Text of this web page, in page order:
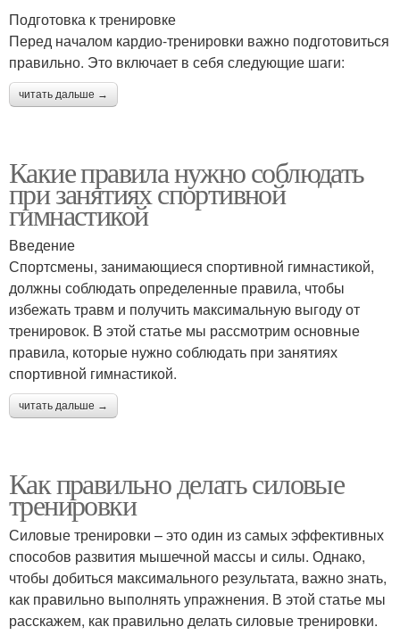
Подготовка к тренировке
Перед началом кардио-тренировки важно подготовиться
правильно. Это включает в себя следующие шаги:
читать дальше →
Какие правила нужно соблюдать
при занятиях спортивной
гимнастикой
Введение
Спортсмены, занимающиеся спортивной гимнастикой,
должны соблюдать определенные правила, чтобы
избежать травм и получить максимальную выгоду от
тренировок. В этой статье мы рассмотрим основные
правила, которые нужно соблюдать при занятиях
спортивной гимнастикой.
читать дальше →
Как правильно делать силовые
тренировки
Силовые тренировки – это один из самых эффективных
способов развития мышечной массы и силы. Однако,
чтобы добиться максимального результата, важно знать,
как правильно выполнять упражнения. В этой статье мы
расскажем, как правильно делать силовые тренировки.